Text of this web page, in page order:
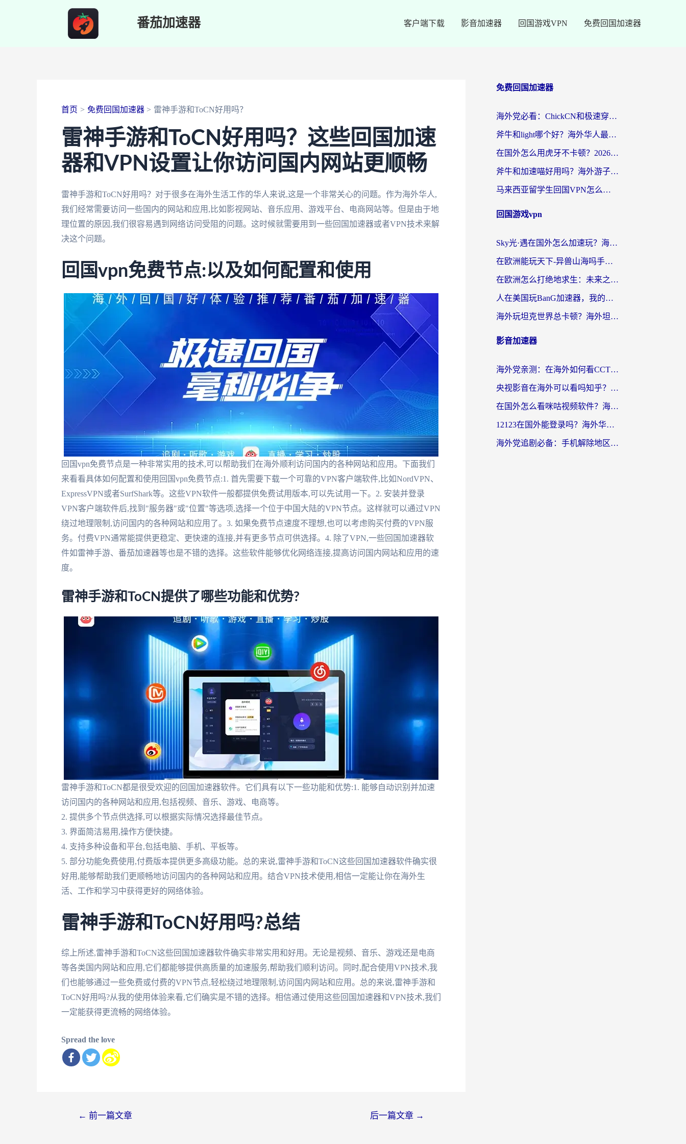
番茄加速器 客户端下载 影音加速器 回国游戏VPN 免费回国加速器
首页 免费回国加速器 雷神手游和ToCN好用吗？
雷神手游和ToCN好用吗？这些回国加速
器和VPN设置让你访问国内网站更顺畅
雷神手游和ToCN好用吗？对于很多在海外生活工作的华人来说,这是一个非常关心的问题。作为海外华人,
我们经常需要访问一些国内的网站和应用,比如影视网站、音乐应用、游戏平台、电商网站等。但是由于地
理位置的原因,我们很容易遇到网络访问受阻的问题。这时候就需要用到一些回国加速器或者VPN技术来解
决这个问题。
回国vpn免费节点:以及如何配置和使用
回国vpn免费节点是一种非常实用的技术,可以帮助我们在海外顺利访问国内的各种网站和应用。下面我们
来看看具体如何配置和使用回国vpn免费节点:1. 首先需要下载一个可靠的VPN客户端软件,比如NordVPN、
ExpressVPN或者SurfShark等。这些VPN软件一般都提供免费试用版本,可以先试用一下。2. 安装并登录
VPN客户端软件后,找到"服务器"或"位置"等选项,选择一个位于中国大陆的VPN节点。这样就可以通过VPN
绕过地理限制,访问国内的各种网站和应用了。3. 如果免费节点速度不理想,也可以考虑购买付费的VPN服
务。付费VPN通常能提供更稳定、更快速的连接,并有更多节点可供选择。4. 除了VPN,一些回国加速器软
件如雷神手游、番茄加速器等也是不错的选择。这些软件能够优化网络连接,提高访问国内网站和应用的速
度。
雷神手游和ToCN提供了哪些功能和优势?
雷神手游和ToCN都是很受欢迎的回国加速器软件。它们具有以下一些功能和优势:1. 能够自动识别并加速
访问国内的各种网站和应用,包括视频、音乐、游戏、电商等。
2. 提供多个节点供选择,可以根据实际情况选择最佳节点。
3. 界面简洁易用,操作方便快捷。
4. 支持多种设备和平台,包括电脑、手机、平板等。
5. 部分功能免费使用,付费版本提供更多高级功能。总的来说,雷神手游和ToCN这些回国加速器软件确实很
好用,能够帮助我们更顺畅地访问国内的各种网站和应用。结合VPN技术使用,相信一定能让你在海外生
活、工作和学习中获得更好的网络体验。
雷神手游和ToCN好用吗?总结
综上所述,雷神手游和ToCN这些回国加速器软件确实非常实用和好用。无论是视频、音乐、游戏还是电商
等各类国内网站和应用,它们都能够提供高质量的加速服务,帮助我们顺利访问。同时,配合使用VPN技术,我
们也能够通过一些免费或付费的VPN节点,轻松绕过地理限制,访问国内网站和应用。总的来说,雷神手游和
ToCN好用吗?从我的使用体验来看,它们确实是不错的选择。相信通过使用这些回国加速器和VPN技术,我们
一定能获得更流畅的网络体验。
Spread the love
← 前一篇文章 后一篇文章 →
免费回国加速器
海外党必看：ChickCN和极速穿梭VPN好用吗？3招教你选对回国加速器无缝刷国内资源
斧牛和light哪个好？海外华人最关心的回国加速器选择难题，一篇讲透
在国外怎么用虎牙不卡顿？2026海外华人亲测有效的回国加速器选择指南
斧牛和加速喵好用吗？海外游子的真实选择困境
马来西亚留学生回国VPN怎么选？3个避坑点+1款实测好用的加速器推荐
回国游戏vpn
Sky光·遇在国外怎么加速玩？海外党亲测有效的国服游戏加速指南
在欧洲能玩天下-异兽山海吗手游？海外玩家的加速器生存指南
在欧洲怎么打绝地求生：未来之役不卡？留学生亲测的加速器避坑指南
人在美国玩BanG加速器，我的延迟终于绿了
海外玩坦克世界总卡顿？海外坦克世界加速器有哪些？实测好用的选择在这里
影音加速器
海外党亲测：在海外如何看CCTV？告别“仅限大陆播放”的实用指南
央视影音在海外可以看吗知乎？留学生亲测：3步解决地域限制+追剧自由
在国外怎么看咪咕视频软件？海外党亲测有效的回国加速方案
12123在国外能登录吗？海外华人必看的回国加速实用指南
海外党追剧必备：手机解除地区限制app怎么选？解决央视视频&国内剧地区限制全指南